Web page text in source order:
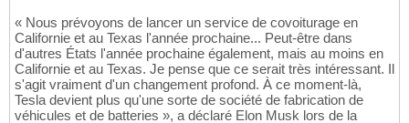
« Nous prévoyons de lancer un service de covoiturage en
Californie et au Texas l'année prochaine... Peut-être dans
d'autres États l'année prochaine également, mais au moins en
Californie et au Texas. Je pense que ce serait très intéressant. Il
s'agit vraiment d'un changement profond. À ce moment-là,
Tesla devient plus qu'une sorte de société de fabrication de
véhicules et de batteries », a déclaré Elon Musk lors de la